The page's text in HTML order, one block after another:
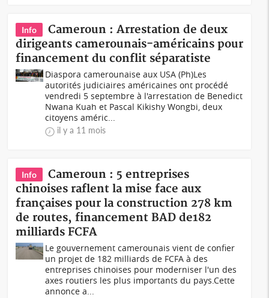
Info
Cameroun : Arrestation de deux
dirigeants camerounais-américains pour
financement du conflit séparatiste
Diaspora camerounaise aux USA (Ph)Les
autorités judiciaires américaines ont procédé
vendredi 5 septembre à l'arrestation de Benedict
Nwana Kuah et Pascal Kikishy Wongbi, deux
citoyens améric...
il y a 11 mois
Info
Cameroun : 5 entreprises
chinoises raflent la mise face aux
françaises pour la construction 278 km
de routes, financement BAD de182
milliards FCFA
Le gouvernement camerounais vient de confier
un projet de 182 milliards de FCFA à des
entreprises chinoises pour moderniser l'un des
axes routiers les plus importants du pays.Cette
annonce a...